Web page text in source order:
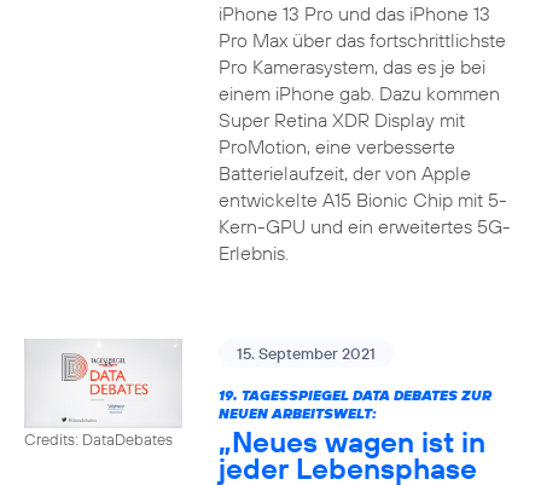
iPhone 13 Pro und das iPhone 13
Pro Max über das fortschrittlichste
Pro Kamerasystem, das es je bei
einem iPhone gab. Dazu kommen
Super Retina XDR Display mit
ProMotion, eine verbesserte
Batterielaufzeit, der von Apple
entwickelte A15 Bionic Chip mit 5-
Kern-GPU und ein erweitertes 5G-
Erlebnis.
Credits: DataDebates
15. September 2021
19. TAGESSPIEGEL DATA DEBATES ZUR
NEUEN ARBEITSWELT:
„Neues wagen ist in
jeder Lebensphase